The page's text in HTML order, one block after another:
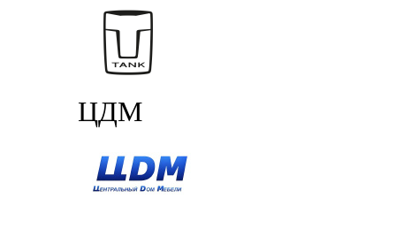
ЦДМ